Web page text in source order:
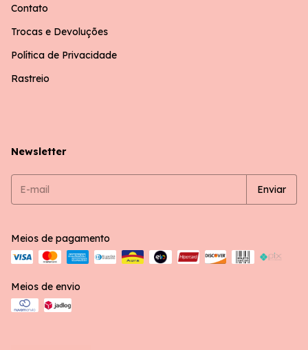
Contato
Trocas e Devoluções
Política de Privacidade
Rastreio
Newsletter
Meios de pagamento
Meios de envio